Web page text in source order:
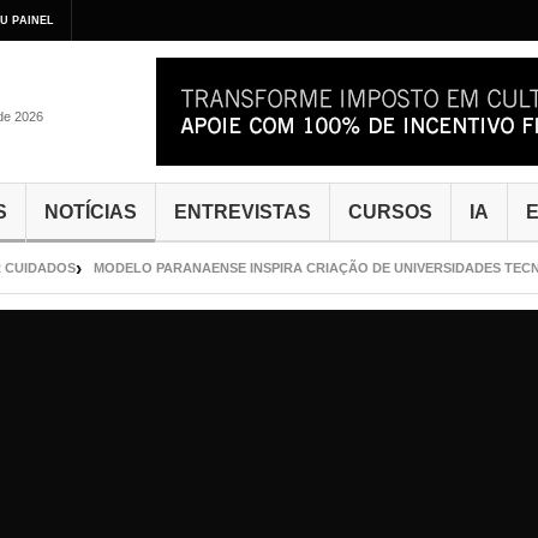
PAINEL
2026
NOTÍCIAS ENTREVISTAS CURSOS IA
MODELO PARANAENSE INSPIRA CRIAÇÃO DE UNIVERSIDADES